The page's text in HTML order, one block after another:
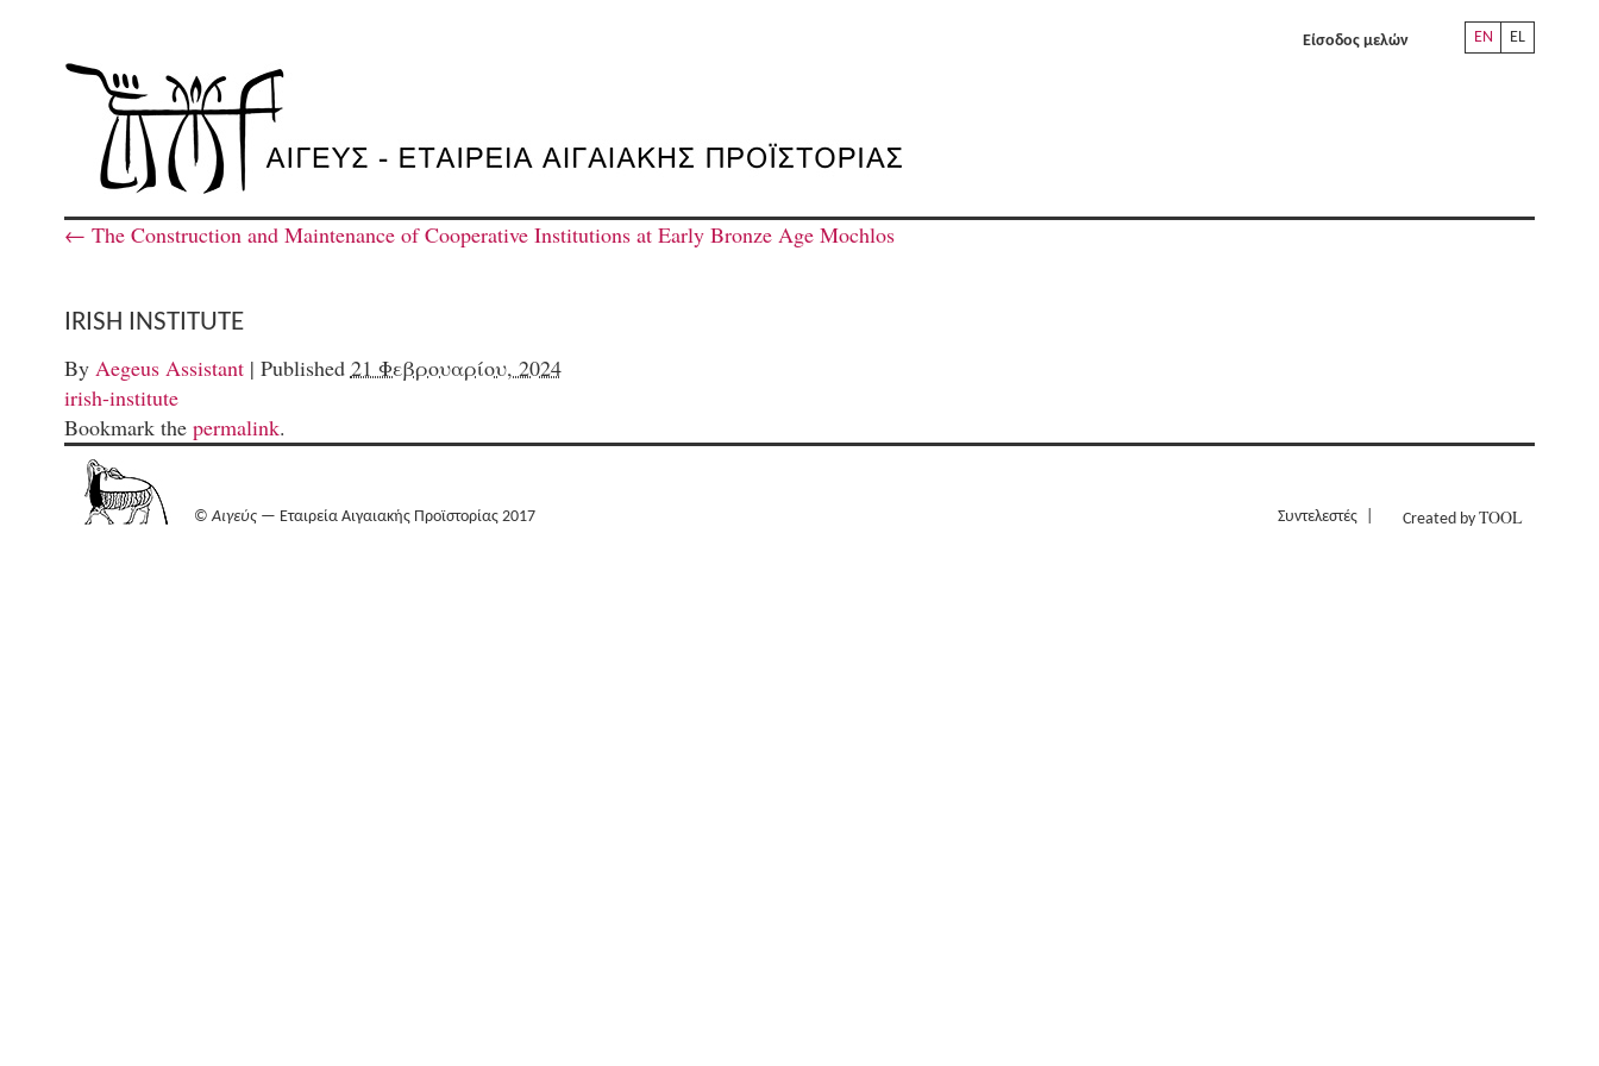
EN EL
Είσοδος μελών
← The Construction and Maintenance of Cooperative Institutions at Early Bronze Age Mochlos
ΙRISH INSTITUTE
By Aegeus Assistant | Published 21 Φεβρουαρίου, 2024
irish-institute
Bookmark the permalink.
©Αιγεύς— Εταιρεία Αιγαιακής Προϊστορίας 2017 Συντελεστές Created byTOOL